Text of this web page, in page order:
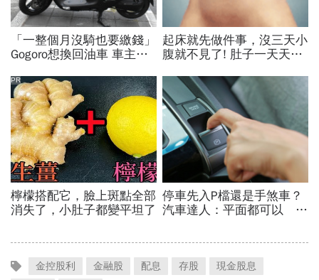
金控股利 金融股 配息 存股
現金股息